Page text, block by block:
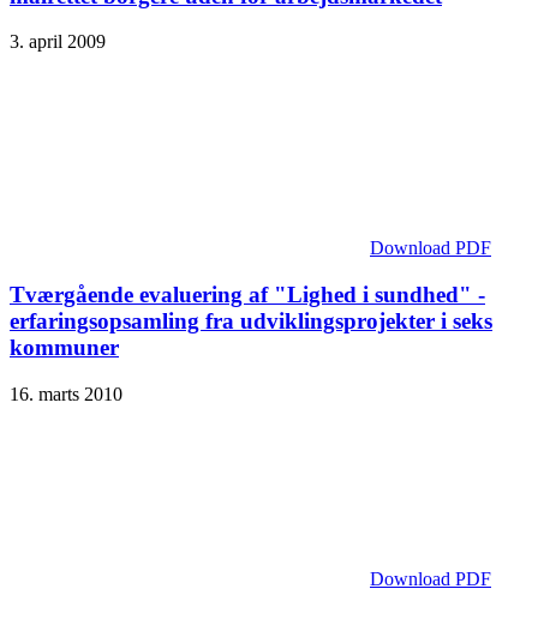
3. april 2009
Download PDF
Tværgående evaluering af "Lighed i sundhed" -
erfaringsopsamling fra udviklingsprojekter i seks
kommuner
16. marts 2010
Download PDF